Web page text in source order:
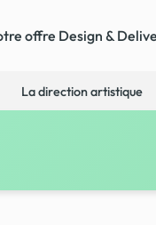
offre Design &
La direction artistique